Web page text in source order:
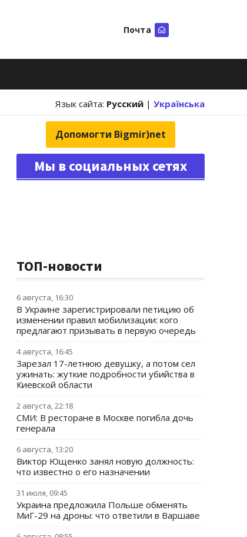
Почта
Язык сайта: Русский | Українська
Допомогти Bigmir)net
Мы в социальных сетях
ТОП-новости
6 августа, 16:30
В Украине зарегистрировали петицию об
изменении правил мобилизации: кого
предлагают призывать в первую очередь
4 августа, 16:45
Зарезал 17-летнюю девушку, а потом сел
ужинать: жуткие подробности убийства в
Киевской области
2 августа, 22:18
СМИ: В ресторане в Москве погибла дочь
генерала
6 августа, 13:20
Виктор Ющенко занял новую должность:
что известно о его назначении
31 июля, 09:45
Украина предложила Польше обменять
МиГ-29 на дроны: что ответили в Варшаве